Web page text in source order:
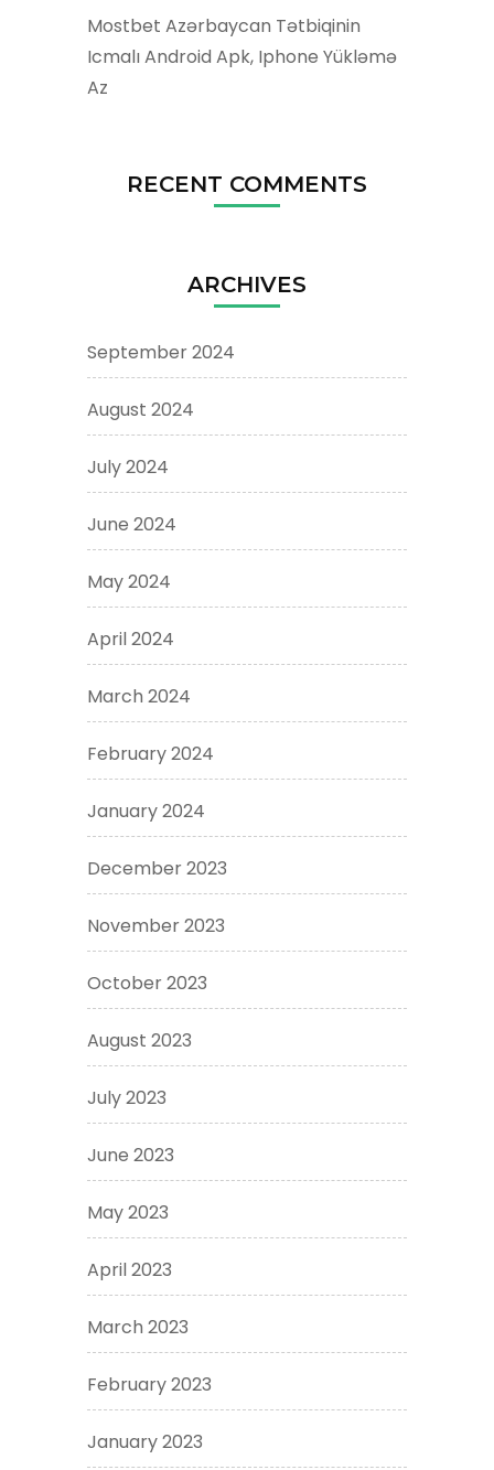
Mostbet Azərbaycan Tətbiqinin
Icmalı Android Apk, Iphone Yükləmə
Az
RECENT COMMENTS
ARCHIVES
September 2024
August 2024
July 2024
June 2024
May 2024
April 2024
March 2024
February 2024
January 2024
December 2023
November 2023
October 2023
August 2023
July 2023
June 2023
May 2023
April 2023
March 2023
February 2023
January 2023